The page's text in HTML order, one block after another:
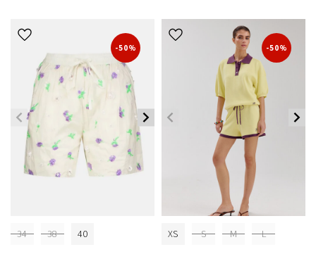
-50%
34 38 40
-50%
XS S M L